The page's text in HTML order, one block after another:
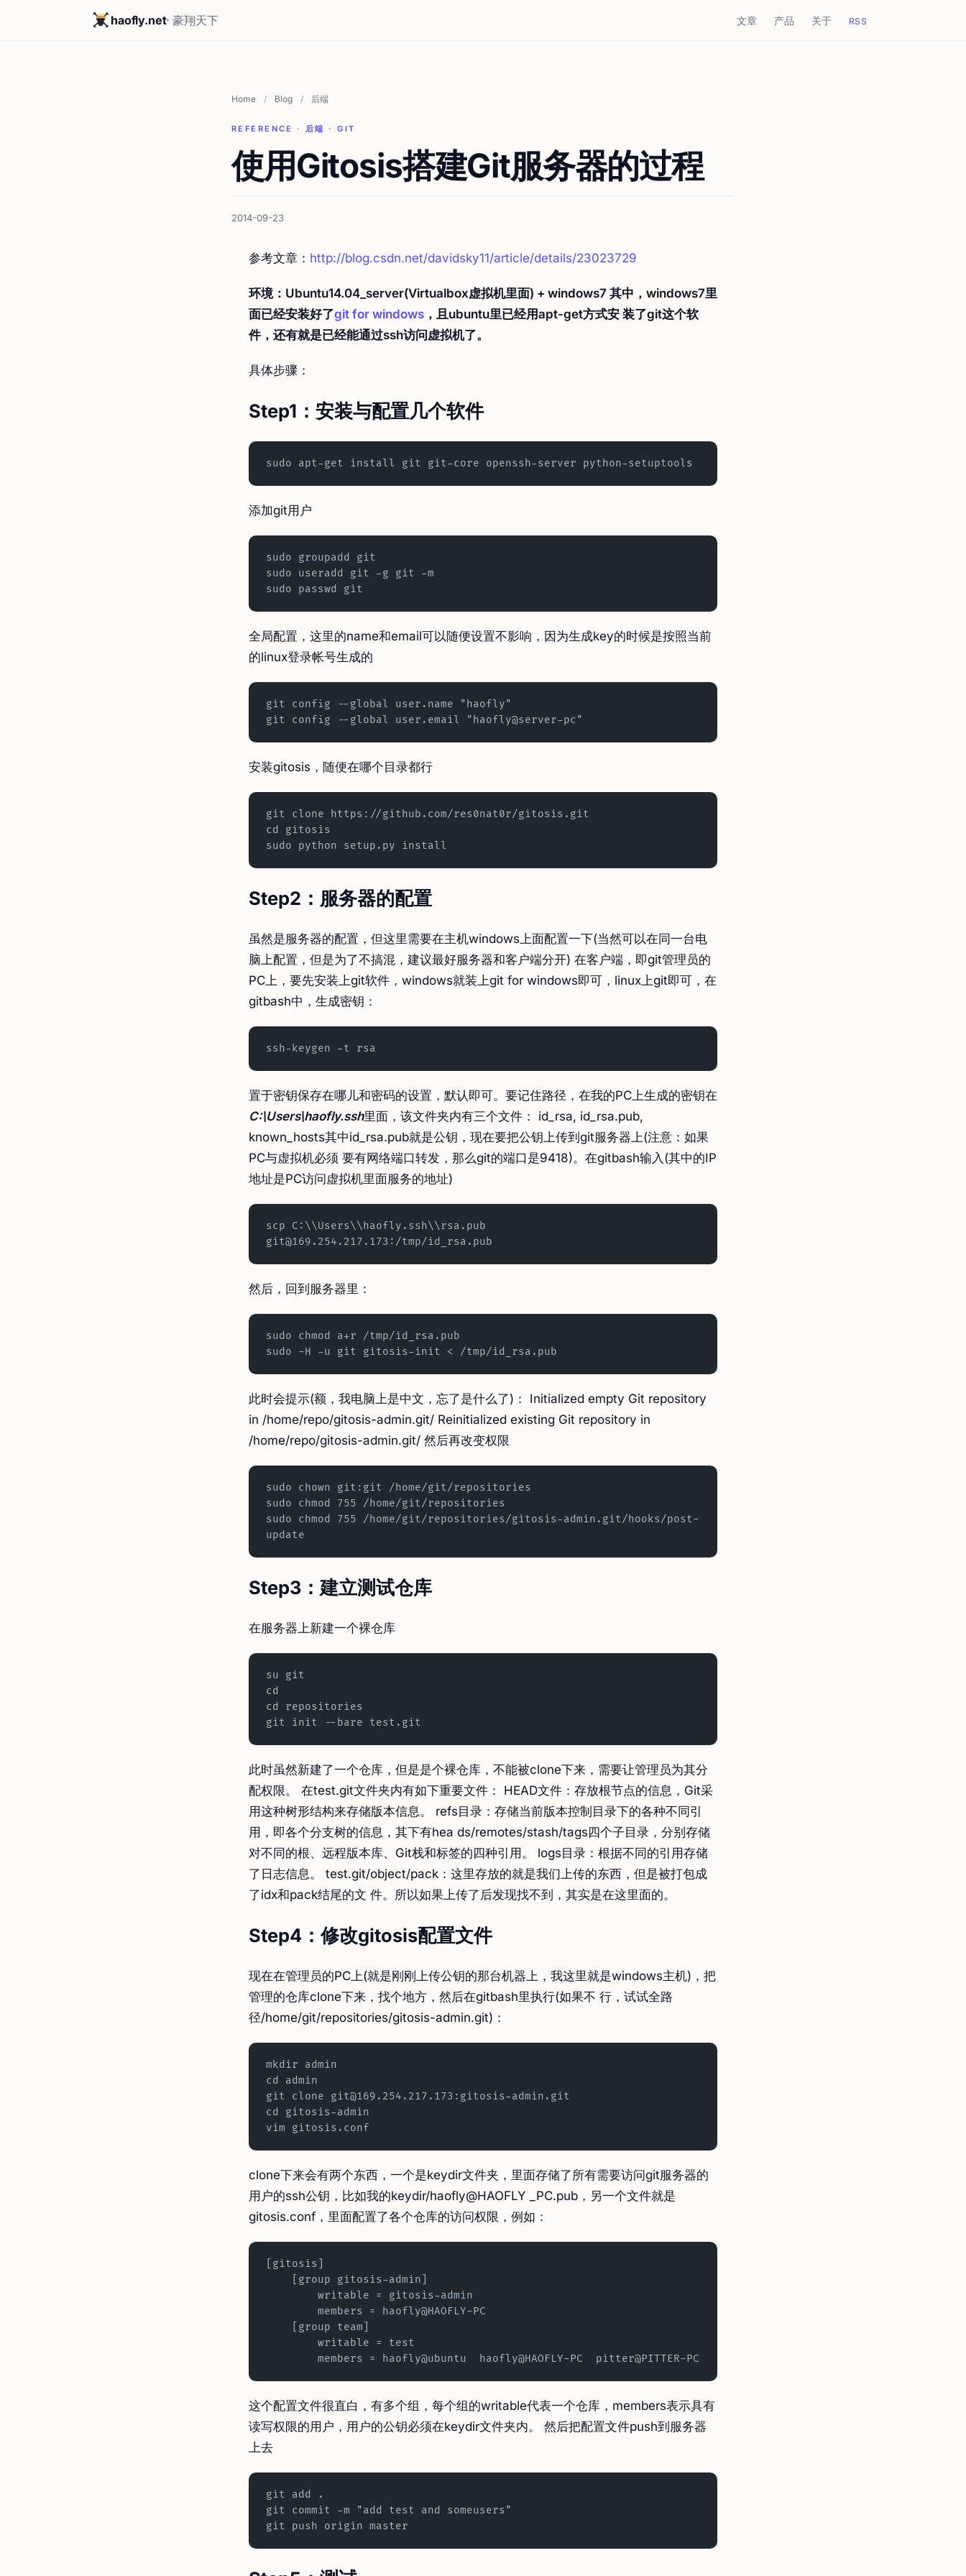
haofly.net· 豪翔天下 文章 产品 关于 RSS
Home / Blog / 后端
REFERENCE · 后端 · GIT
使用Gitosis搭建Git服务器的过程
2014-09-23
参考文章： http://blog.csdn.net/davidsky11/article/details/23023729
环境：Ubuntu14.04_server(Virtualbox虚拟机里面) + windows7 其中，windows7里
面已经安装好了git for windows ，且ubuntu里已经用apt-get方式安 装了git这个软
件，还有就是已经能通过ssh访问虚拟机了。
具体步骤：
Step1：安装与配置几个软件
sudo apt-get install git git-core openssh-server python-setuptools
添加git用户
sudo groupadd git
sudo useradd git -g git -m
sudo passwd git
全局配置，这里的name和email可以随便设置不影响，因为生成key的时候是按照当前
的linux登录帐号生成的
git config --global user.name "haofly"
git config --global user.email "haofly@server-pc"
安装gitosis，随便在哪个目录都行
git clone https://github.com/res0nat0r/gitosis.git
cd gitosis
sudo python setup.py install
Step2：服务器的配置
虽然是服务器的配置，但这里需要在主机windows上面配置一下(当然可以在同一台电
脑上配置，但是为了不搞混，建议最好服务器和客户端分开) 在客户端，即git管理员的
PC上，要先安装上git软件，windows就装上git for windows即可，linux上git即可，在
gitbash中，生成密钥：
ssh-keygen -t rsa
置于密钥保存在哪儿和密码的设置，默认即可。要记住路径，在我的PC上生成的密钥在
C:\Users\haofly.ssh里面，该文件夹内有三个文件： id_rsa, id_rsa.pub,
known_hosts其中id_rsa.pub就是公钥，现在要把公钥上传到git服务器上(注意：如果
PC与虚拟机必须 要有网络端口转发，那么git的端口是9418)。在gitbash输入(其中的IP
地址是PC访问虚拟机里面服务的地址)
scp C:\\Users\\haofly.ssh\\rsa.pub
git@169.254.217.173:/tmp/id_rsa.pub
然后，回到服务器里：
sudo chmod a+r /tmp/id_rsa.pub
sudo -H -u git gitosis-init < /tmp/id_rsa.pub
此时会提示(额，我电脑上是中文，忘了是什么了)： Initialized empty Git repository
in /home/repo/gitosis-admin.git/ Reinitialized existing Git repository in
/home/repo/gitosis-admin.git/ 然后再改变权限
sudo chown git:git /home/git/repositories
sudo chmod 755 /home/git/repositories
sudo chmod 755 /home/git/repositories/gitosis-admin.git/hooks/post-
update
Step3：建立测试仓库
在服务器上新建一个裸仓库
su git
cd
cd repositories
git init --bare test.git
此时虽然新建了一个仓库，但是是个裸仓库，不能被clone下来，需要让管理员为其分
配权限。 在test.git文件夹内有如下重要文件： HEAD文件：存放根节点的信息，Git采
用这种树形结构来存储版本信息。 refs目录：存储当前版本控制目录下的各种不同引
用，即各个分支树的信息，其下有hea ds/remotes/stash/tags四个子目录，分别存储
对不同的根、远程版本库、Git栈和标签的四种引用。 logs目录：根据不同的引用存储
了日志信息。 test.git/object/pack：这里存放的就是我们上传的东西，但是被打包成
了idx和pack结尾的文 件。所以如果上传了后发现找不到，其实是在这里面的。
Step4：修改gitosis配置文件
现在在管理员的PC上(就是刚刚上传公钥的那台机器上，我这里就是windows主机)，把
管理的仓库clone下来，找个地方，然后在gitbash里执行(如果不 行，试试全路
径/home/git/repositories/gitosis-admin.git)：
mkdir admin
cd admin
git clone git@169.254.217.173:gitosis-admin.git
cd gitosis-admin
vim gitosis.conf
clone下来会有两个东西，一个是keydir文件夹，里面存储了所有需要访问git服务器的
用户的ssh公钥，比如我的keydir/haofly@HAOFLY _PC.pub，另一个文件就是
gitosis.conf，里面配置了各个仓库的访问权限，例如：
[gitosis]
    [group gitosis-admin]
        writable = gitosis-admin
        members = haofly@HAOFLY-PC
    [group team]
        writable = test
        members = haofly@ubuntu  haofly@HAOFLY-PC  pitter@PITTER-PC
这个配置文件很直白，有多个组，每个组的writable代表一个仓库，members表示具有
读写权限的用户，用户的公钥必须在keydir文件夹内。 然后把配置文件push到服务器
上去
git add .
git commit -m "add test and someusers"
git push origin master